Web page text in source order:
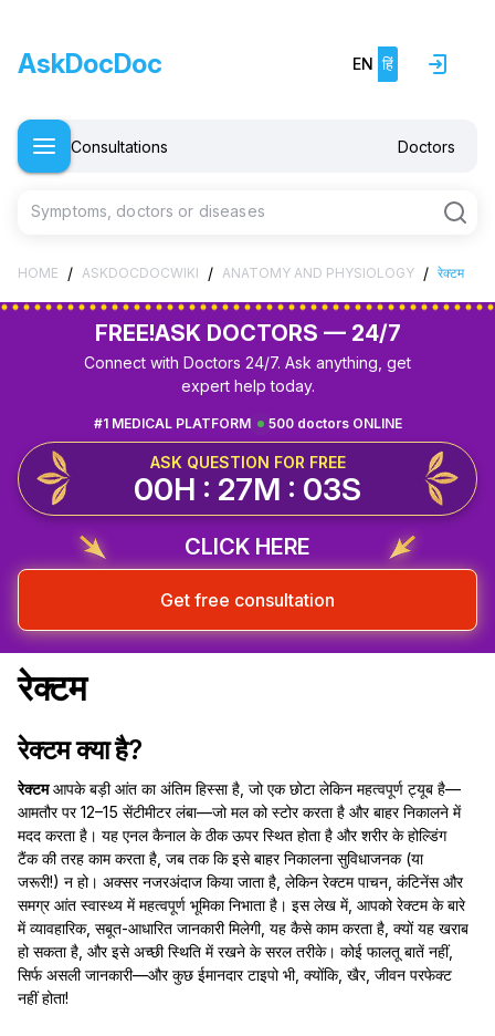
AskDocDoc EN हिं
Consultations Doctors
Symptoms, doctors or diseases
HOME / ASKDOCDOCWIKI / ANATOMY AND PHYSIOLOGY / रेक्टम
FREE!ASK DOCTORS — 24/7
Connect with Doctors 24/7. Ask anything, get
expert help today.
500 doctors ONLINE
#1 MEDICAL PLATFORM
ASK QUESTION FOR FREE
00H : 27M : 02S
CLICK HERE
Get free consultation
रेक्टम
रेक्टम क्या है?
रेक्टमआपके बड़ी आंत का अंतिम हिस्सा है, जो एक छोटा लेकिन महत्वपूर्ण ट्यूब है—
आमतौर पर 12–15 सेंटीमीटर लंबा—जो मल को स्टोर करता है और बाहर निकालने में
मदद करता है। यह एनल कैनाल के ठीक ऊपर स्थित होता है और शरीर के होल्डिंग
टैंक की तरह काम करता है, जब तक कि इसे बाहर निकालना सुविधाजनक (या
जरूरी!) न हो। अक्सर नजरअंदाज किया जाता है, लेकिन रेक्टम पाचन, कंटिनेंस और
समग्र आंत स्वास्थ्य में महत्वपूर्ण भूमिका निभाता है। इस लेख में, आपको रेक्टम के बारे
में व्यावहारिक, सबूत-आधारित जानकारी मिलेगी, यह कैसे काम करता है, क्यों यह खराब
हो सकता है, और इसे अच्छी स्थिति में रखने के सरल तरीके। कोई फालतू बातें नहीं,
सिर्फ असली जानकारी—और कुछ ईमानदार टाइपो भी, क्योंकि, खैर, जीवन परफेक्ट
नहीं होता!